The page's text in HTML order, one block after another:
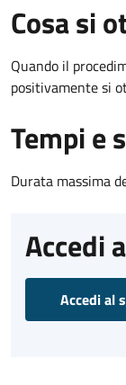
Cosa si
Quando il
positivamente si
Tempi e
Durata massima
Accedi
Accedi al